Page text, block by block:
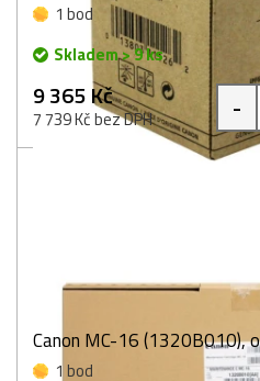
1 bod
Skladem > 9 ks
9 365 Kč
7 739 Kč bez DPH -
Canon MC-16 (1320B010),
1 bod